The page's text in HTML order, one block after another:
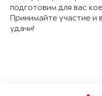
подготовим для вас
Принимайте участие и
удачи!